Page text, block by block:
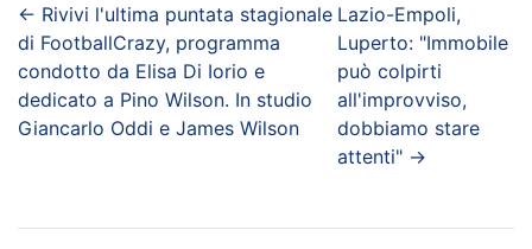
← Rivivi l'ultima puntata stagionale
di FootballCrazy, programma
condotto da Elisa Di Iorio e
dedicato a Pino Wilson. In studio
Giancarlo Oddi e James Wilson
Lazio-Empoli,
Luperto: "Immobile
può colpirti
all'improvviso,
dobbiamo stare
attenti"→